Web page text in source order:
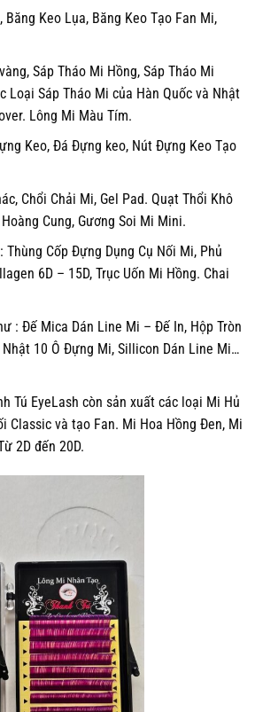
Băng Keo Lụa, Băng Keo Tạo Fan Mi,
Sáp Tháo Mi Hồng, Sáp Tháo Mi
Loại Sáp Tháo Mi của Hàn Quốc và Nhật
Lông Mi Màu Tím.
Keo, Đá Đựng keo, Nút Đựng Keo Tạo
Chổi Chải Mi, Gel Pad. Quạt Thổi Khô
Cung, Gương Soi Mi Mini.
Thùng Cốp Đựng Dụng Cụ Nối Mi, Phủ
6D – 15D, Trục Uốn Mi Hồng. Chai
: Đế Mica Dán Line Mi – Đế In, Hộp Tròn
10 Ô Đựng Mi, Sillicon Dán Line Mi…
Tú EyeLash còn sản xuất các loại Mi Hủ
Classic và tạo Fan. Mi Hoa Hồng Đen, Mi
2D đến 20D.